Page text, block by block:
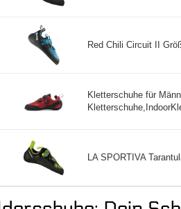
Red Chili Circuit II
Kletterschuhe für
LA SPORTIVA